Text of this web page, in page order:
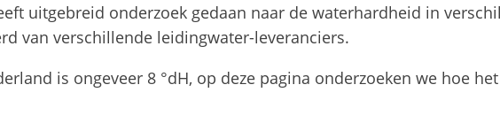
uitgebreid onderzoek gedaan naar de waterhardheid in
van verschillende leidingwater-leveranciers.
is ongeveer 8 °dH, op deze pagina onderzoeken we hoe